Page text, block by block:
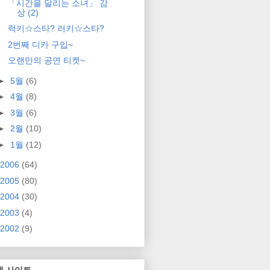
「시간을 달리는 소녀」 감
상 (2)
럭키☆스타? 러키☆스타?
2번째 디카 구입~
오랜만의 공연 티켓~
5월 (6)
4월 (8)
3월 (6)
2월 (10)
1월 (12)
2006 (64)
2005 (80)
2004 (30)
2003 (4)
2002 (9)